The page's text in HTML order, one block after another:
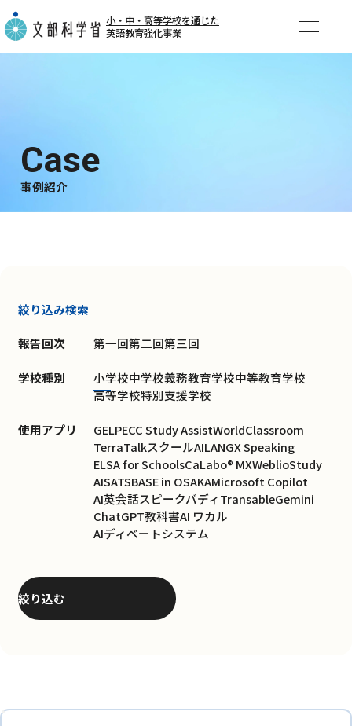
小・中・高等学校を通じた
英語教育強化事業
AI英語勉強会
事例紹介
事例紹介
絞り込み検索
報告回次 第一回第二回第三回
学校種別 小学校中学校義務教育学校中等教育学校
高等学校特別支援学校
使用アプリ GELPECC Study AssistWorldClassroom
TerraTalkスクールAILANGX Speaking
ELSA for SchoolsCaLabo® MXWeblioStudy
AISATSBASE in OSAKAMicrosoft Copilot
AI英会話スピークバディTransableGemini
ChatGPT教科書AI ワカル
AIディベートシステム
絞り込む